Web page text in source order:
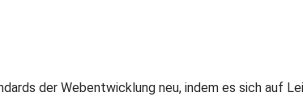
der Webentwicklung neu, indem es sich auf